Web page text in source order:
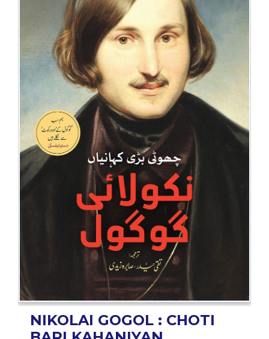
ARRIVALS
BESTSELLERS
UPCOMINGS
REQUEST
BOOK
CATALOGUE
HOW
TO
PAY
NIKOLAI GOGOL : CHOTI